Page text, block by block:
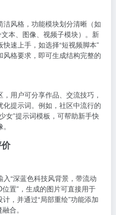
洁风格，功能模块划分清晰（如
文本、图像、视频子模块）。新
速上手，如选择“短视频脚本”
风格要求，即可生成结构完整的
用户可分享作品、交流技巧，
化提示词。例如，社区中流行的
女”提示词模板，可帮助新手快
入“深蓝色科技风背景，带流动
置”，生成的图片可直接用于
，并通过“局部重绘”功能添加
合。